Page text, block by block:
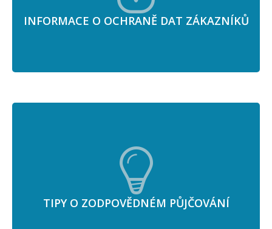
INFORMACE O OCHRANĚ DAT ZÁKAZNÍKŮ
TIPY O ZODPOVĚDNÉM PŮJČOVÁNÍ